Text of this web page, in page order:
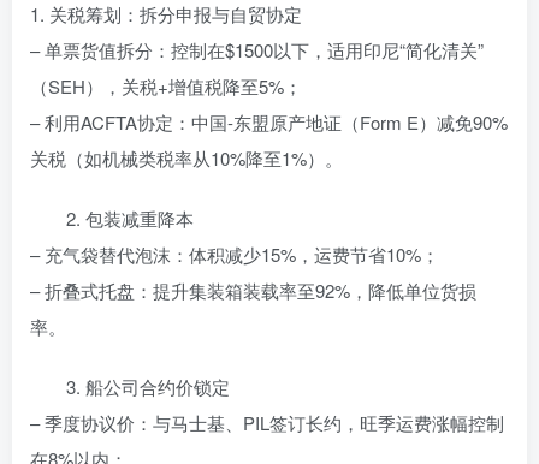
1. 关税筹划：拆分申报与自贸协定
– 单票货值拆分：控制在$1500以下，适用印尼“简化清关”
（SEH），关税+增值税降至5%；
– 利用ACFTA协定：中国-东盟原产地证（Form E）减免90%
关税（如机械类税率从10%降至1%）。
2. 包装减重降本
– 充气袋替代泡沫：体积减少15%，运费节省10%；
– 折叠式托盘：提升集装箱装载率至92%，降低单位货损
率。
3. 船公司合约价锁定
– 季度协议价：与马士基、PIL签订长约，旺季运费涨幅控制
在8%以内；